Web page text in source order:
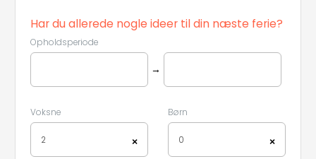
Har du allerede nogle ideer til din næste ferie?
Opholdsperiode
→
Voksne
×
2
Børn
×
0